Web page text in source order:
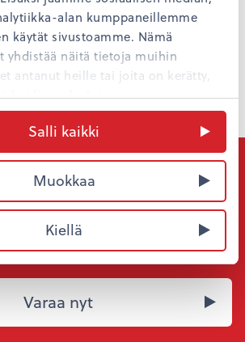
alan kumppaneillemme
käytät sivustoamme. Nämä
yhdistää näitä tietoja muihin
antanut heille tai joita on kerätty,
heidän palvelujaan.
Salli kaikki
Muokkaa
Kiellä
Palaa
edullisesti
varaat aina edullisimpaan
Varaa nyt